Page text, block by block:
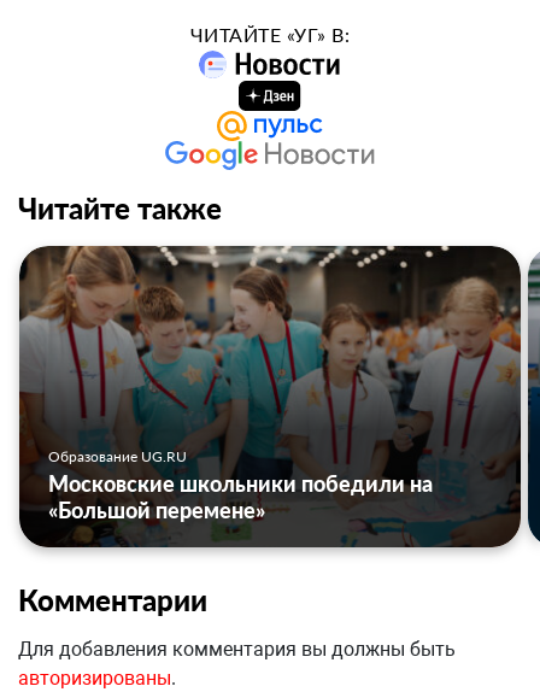
ЧИТАЙТЕ «УГ» В:
Читайте также
Образование UG.RU
Московские школьники победили на
«Большой перемене»
Комментарии
Для добавления комментария вы должны быть
авторизированы.